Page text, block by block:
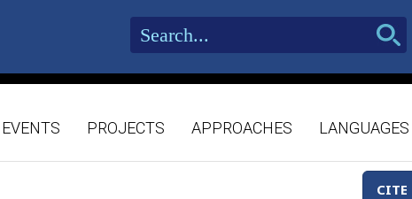
EVENTS PROJECTS APPROACHES LANGUAGES
CITE